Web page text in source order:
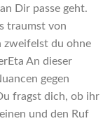
Dir passe geht.
traumst von
zweifelst du ohne
An dieser
gegen
fragst dich, ob ihr
und den Ruf